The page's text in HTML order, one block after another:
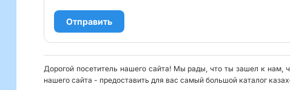
Отправить
Дорогой посетитель нашего сайта! Мы рады, что ты зашел к
нашего сайта - предоставить для вас самый большой каталог